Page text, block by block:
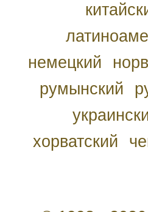
немецкий
румынский
хорватский